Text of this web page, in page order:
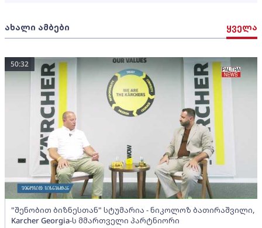
ახალი ამბები ყველა
"შენობით ბიზნესთან" სტუმარია - ნიკოლოზ ბათირაშვილი,
Karcher Georgia-ს მმართველი პარტნიორი
50:32